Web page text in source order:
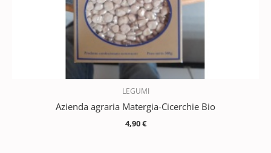
LEGUMI
Azienda agraria Matergia-Cicerchie Bio
4,90€